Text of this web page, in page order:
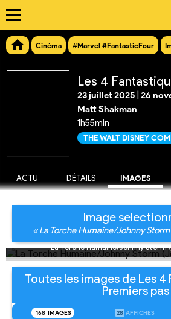
Cinéma #Marvel #FantasticFour
23 juillet 2025 26
Matt Shakman
1h55min
THE WALT DISNEY
ACTU DÉTAILS IMAGES
Image
« La Torche Humaine/Johnny
La Torche Humaine/Johnny Storm
Toutes les images de Les
Premiers pas
168 IMAGES 28 AFFICHES